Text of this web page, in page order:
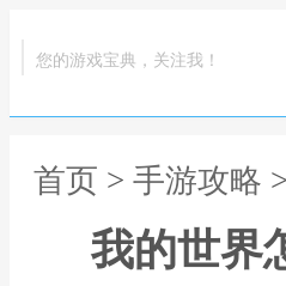
您的游戏宝典，关注我！
首页 > 手游攻略
我的世界